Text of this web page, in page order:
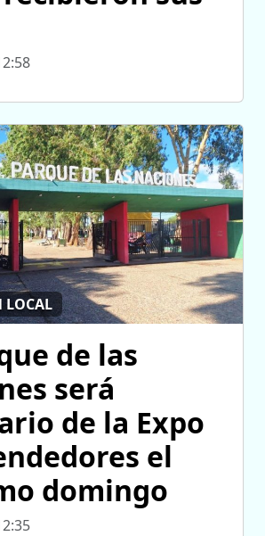
LOCAL
de las
será
de la Expo
el
domingo